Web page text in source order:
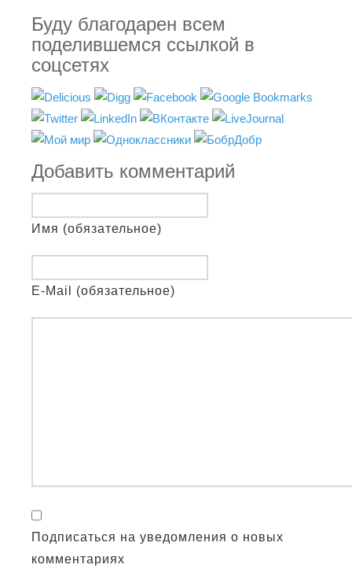
Буду благодарен всем
поделившемся ссылкой в
соцсетях
Добавить комментарий
Имя (обязательное)
E-Mail (обязательное)
Подписаться на уведомления о новых
комментариях